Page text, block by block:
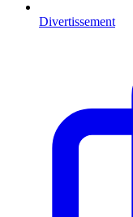
Divertissement